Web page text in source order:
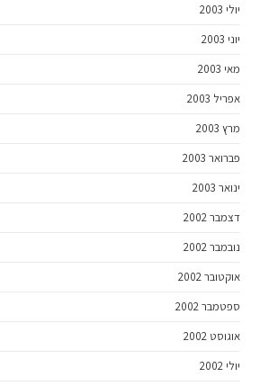
יולי 2003
יוני 2003
מאי 2003
אפריל 2003
מרץ 2003
פברואר 2003
ינואר 2003
דצמבר 2002
נובמבר 2002
אוקטובר 2002
ספטמבר 2002
אוגוסט 2002
יולי 2002